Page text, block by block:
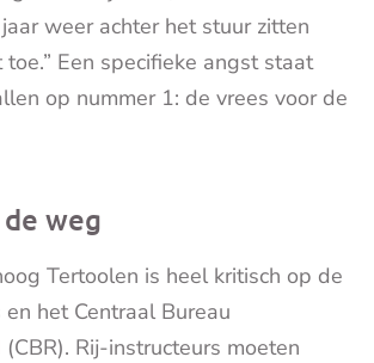
weer achter het stuur zitten
Een specifieke angst staat
op nummer 1: de vrees voor de
weg
Tertoolen is heel kritisch op de
het Centraal Bureau
Rij-instructeurs moeten